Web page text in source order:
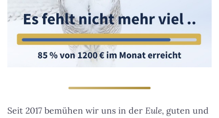
Seit 2017 bemühen wir uns in der Eule, guten und